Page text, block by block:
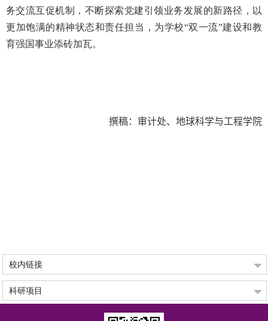
务交流互促机制，不断探索党建引领业务发展的新路径，以
更加饱满的精神状态和责任担当，为学校“双一流”建设和教
育强国事业添砖加瓦。
撰稿：审计处、地球科学与工程学院
校内链接
科研项目